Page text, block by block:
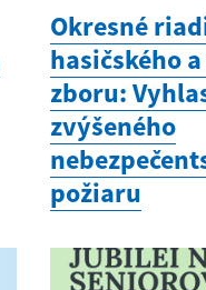
Okresné
hasičského
zboru:
zvýšeného
požiaru